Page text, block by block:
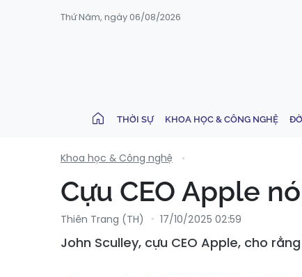
Thứ Năm, ngày 06/08/2026
THỜI SỰ KHOA HỌC & CÔNG NGHỆ
Khoa học & Công nghệ
Cựu CEO Apple
Thiên Trang (TH) 17/10/2025 02:59
John Sculley, cựu CEO Apple, cho